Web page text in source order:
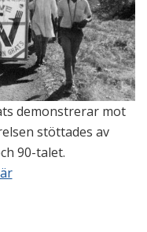
demonstrerar mot
stöttades av
90-talet.